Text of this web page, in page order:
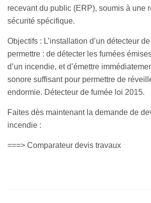
recevant du public (ERP), soumis à une
sécurité spécifique.
Objectifs : L’installation d’un détecteur
permettre : de détecter les fumées
d’un incendie, et d’émettre
sonore suffisant pour permettre de
endormie. Détecteur de fumée loi 2015.
Faites dès maintenant la demande de
incendie :
===> Comparateur devis travaux